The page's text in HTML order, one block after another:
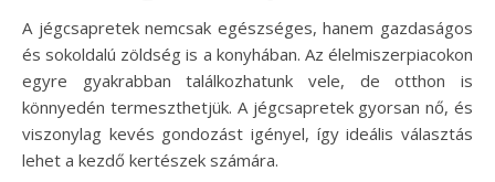
A jégcsapretek nemcsak egészséges, hanem gazdaságos
és sokoldalú zöldség is a konyhában. Az élelmiszerpiacokon
egyre gyakrabban találkozhatunk vele, de otthon is
könnyedén termeszthetjük. A jégcsapretek gyorsan nő, és
viszonylag kevés gondozást igényel, így ideális választás
lehet a kezdő kertészek számára.